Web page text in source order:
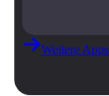
Weitere